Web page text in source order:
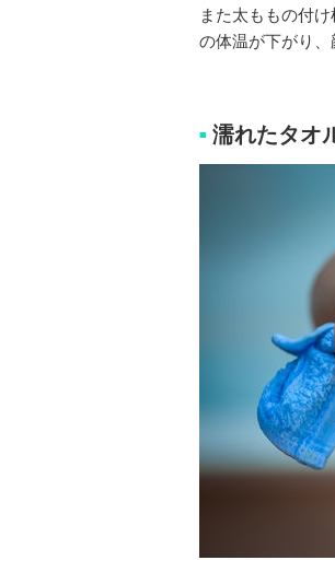
また太ももの付
の体温が下がり、
■ 濡れたタオ